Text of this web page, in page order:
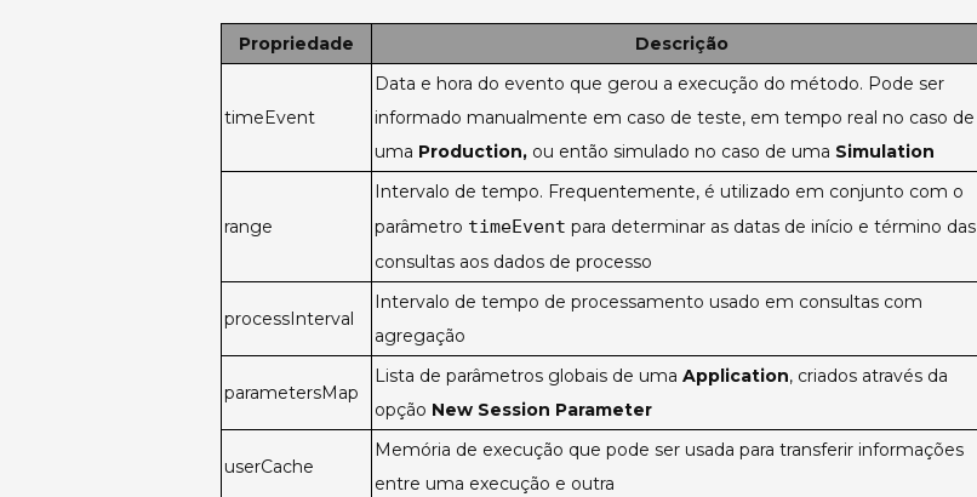
Propriedade Descrição
timeEvent
Data e hora do evento que gerou a execução do método. Pode ser
informado manualmente em caso de teste, em tempo real no caso de
uma Production, ou então simulado no caso de uma Simulation
range
Intervalo de tempo. Frequentemente, é utilizado em conjunto com o
parâmetro timeEvent para determinar as datas de início e término das
consultas aos dados de processo
processInterval
Intervalo de tempo de processamento usado em consultas com
agregação
parametersMap
Lista de parâmetros globais de uma Application, criados através da
opção New Session Parameter
userCache
Memória de execução que pode ser usada para transferir informações
entre uma execução e outra